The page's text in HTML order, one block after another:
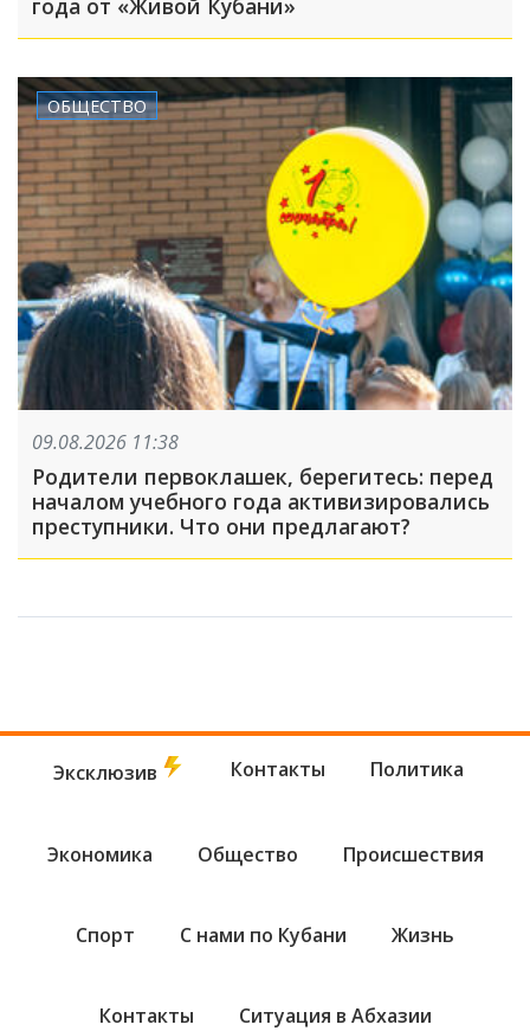
года от «Живой Кубани»
ОБЩЕСТВО
09.08.2026 11:38
Родители первоклашек, берегитесь: перед
началом учебного года активизировались
преступники. Что они предлагают?
Эксклюзив Контакты Политика
Экономика Общество Происшествия
Спорт С нами по Кубани Жизнь
Контакты Ситуация в Абхазии